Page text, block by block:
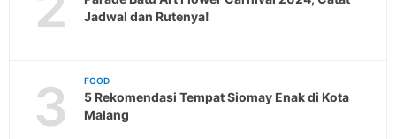
Jadwal dan Rutenya!
3 FOOD
5 Rekomendasi Tempat Siomay Enak di Kota
Malang